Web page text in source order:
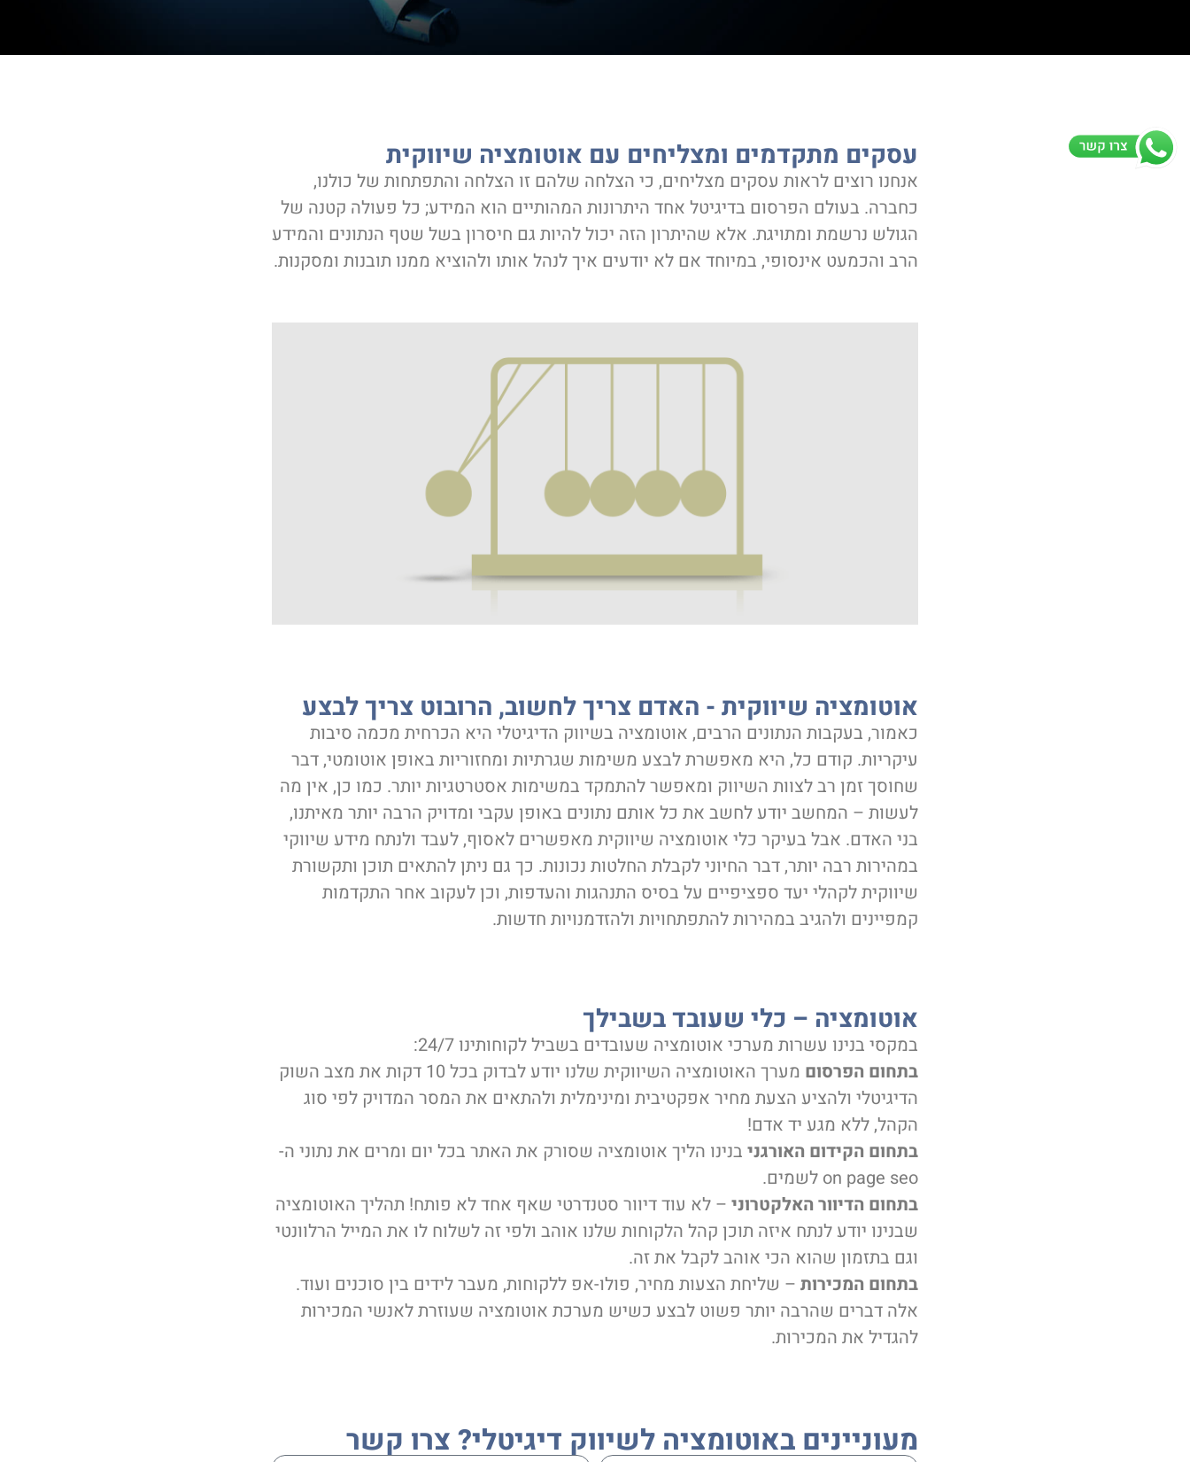
עסקים מתקדמים ומצליחים עם אוטומציה שיווקית
אנחנו רוצים לראות עסקים מצליחים, כי הצלחה שלהם זו הצלחה והתפתחות של כולנו,
כחברה. בעולם הפרסום בדיגיטל אחד היתרונות המהותיים הוא המידע; כל פעולה קטנה של
הגולש נרשמת ומתויגת. אלא שהיתרון הזה יכול להיות גם חיסרון בשל שטף הנתונים והמידע
הרב והכמעט אינסופי, במיוחד אם לא יודעים איך לנהל אותו ולהוציא ממנו תובנות ומסקנות.
אוטומציה שיווקית - האדם צריך לחשוב, הרובוט צריך לבצע
כאמור, בעקבות הנתונים הרבים, אוטומציה בשיווק הדיגיטלי היא הכרחית מכמה סיבות
עיקריות. קודם כל, היא מאפשרת לבצע משימות שגרתיות ומחזוריות באופן אוטומטי, דבר
שחוסך זמן רב לצוות השיווק ומאפשר להתמקד במשימות אסטרטגיות יותר. כמו כן, אין מה
לעשות – המחשב יודע לחשב את כל אותם נתונים באופן עקבי ומדויק הרבה יותר מאיתנו,
בני האדם. אבל בעיקר כלי אוטומציה שיווקית מאפשרים לאסוף, לעבד ולנתח מידע שיווקי
במהירות רבה יותר, דבר החיוני לקבלת החלטות נכונות. כך גם ניתן להתאים תוכן ותקשורת
שיווקית לקהלי יעד ספציפיים על בסיס התנהגות והעדפות, וכן לעקוב אחר התקדמות
קמפיינים ולהגיב במהירות להתפתחויות ולהזדמנויות חדשות.
אוטומציה – כלי שעובד בשבילך
במקסי בנינו עשרות מערכי אוטומציה שעובדים בשביל לקוחותינו 24/7:
בתחום הפרסום
מערך האוטומציה השיווקית שלנו יודע לבדוק בכל 10 דקות את מצב השוק
הדיגיטלי ולהציע הצעת מחיר אפקטיבית ומינימלית ולהתאים את המסר המדויק לפי סוג
הקהל, ללא מגע יד אדם!
בתחום הקידום האורגני בנינו הליך אוטומציה שסורק את האתר בכל יום ומרים את נתוני ה-
on page seo לשמים.
בתחום הדיוור האלקטרוני – לא עוד דיוור סטנדרטי שאף אחד לא פותח! תהליך האוטומציה
שבנינו יודע לנתח איזה תוכן קהל הלקוחות שלנו אוהב ולפי זה לשלוח לו את המייל הרלוונטי
וגם בתזמון שהוא הכי אוהב לקבל את זה.
בתחום המכירות – שליחת הצעות מחיר, פולו-אפ ללקוחות, מעבר לידים בין סוכנים ועוד.
אלה דברים שהרבה יותר פשוט לבצע כשיש מערכת אוטומציה שעוזרת לאנשי המכירות
להגדיל את המכירות.
מעוניינים באוטומציה לשיווק דיגיטלי? צרו קשר